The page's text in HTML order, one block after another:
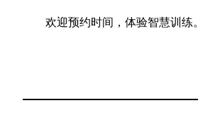
欢迎预约时间，体验智慧训练。